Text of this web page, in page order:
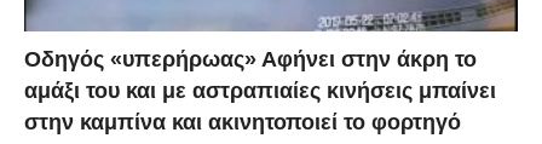
Οδηγός «υπερήρωας» Αφήνει στην άκρη το
αμάξι του και με αστραπιαίες κινήσεις μπαίνει
στην καμπίνα και ακινητοποιεί το φορτηγό